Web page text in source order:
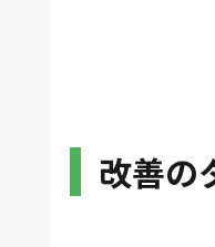
改善の